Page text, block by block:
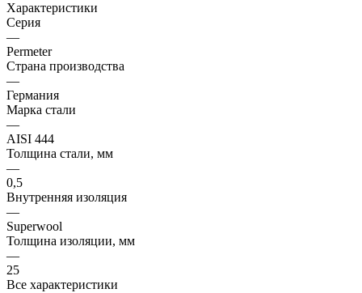
Характеристики
Серия
—
Permeter
Страна производства
—
Германия
Марка стали
—
AISI 444
Толщина стали, мм
—
0,5
Внутренняя изоляция
—
Superwool
Толщина изоляции, мм
—
25
Все характеристики